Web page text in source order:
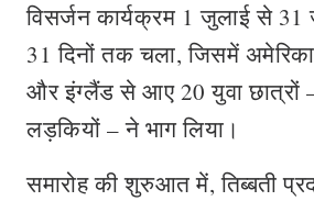
विसर्जन कार्यक्रम 1 जुलाई से
31 दिनों तक चला, जिसमें
और इंग्लैंड से आए 20 युवा
लड़कियों – ने भाग लिया।
समारोह की शुरुआत में, तिब्बती